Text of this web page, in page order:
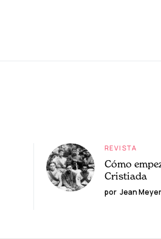
REVISTA
Cómo
Cristiada
por Jean Meyer